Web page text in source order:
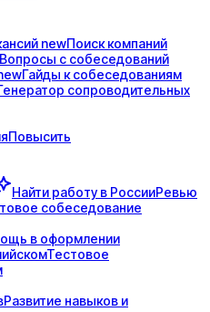
newПоисккомпаний
Вопросы с собеседований
Гайды ксобеседованиям
сопроводительных
Повысить
Найти работу в РоссииРевью
собеседование
в оформлении
Тестовое
Развитие навыков и